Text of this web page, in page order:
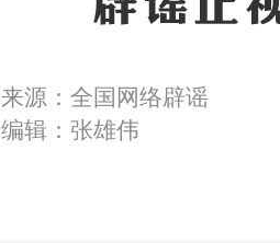
来源：全国网络辟谣
编辑：张雄伟